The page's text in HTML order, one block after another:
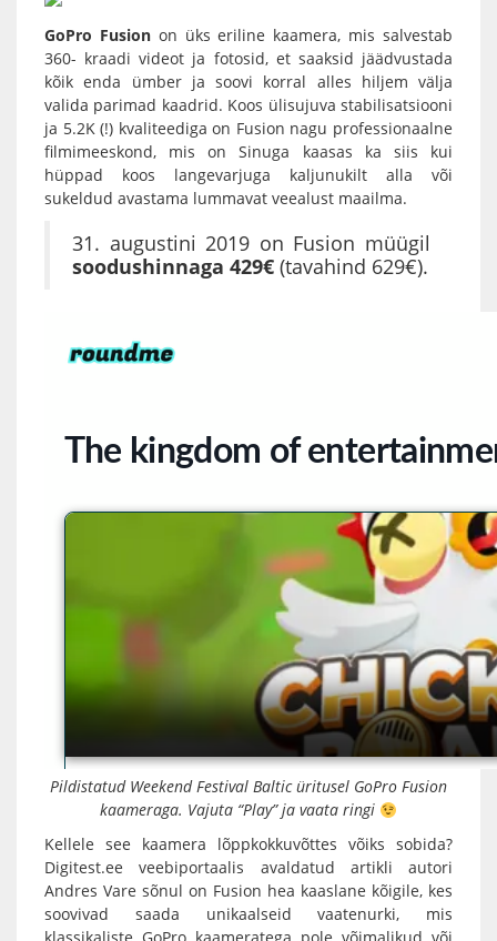
GoPro Fusionon üks eriline kaamera, mis salvestab
360- kraadi videot ja fotosid, et saaksid jäädvustada
kõik enda ümber ja soovi korral alles hiljem välja
valida parimad kaadrid. Koos ülisujuva stabilisatsiooni
ja 5.2K (!) kvaliteediga on Fusion nagu professionaalne
filmimeeskond, mis on Sinuga kaasas ka siis kui
hüppad koos langevarjuga kaljunukilt alla või
sukeldud avastama lummavat veealust maailma.
31. augustini 2019 on Fusion müügil
soodushinnaga 429€ (tavahind 629€).
Pildistatud Weekend Festival Balticüritusel GoPro Fusion
kaameraga. Vajuta “Play” ja vaata ringi
Kellele see kaamera lõppkokkuvõttes võiks sobida?
Digitest.ee veebiportaalis avaldatud artikli autori
Andres Vare sõnul on Fusion hea kaaslane kõigile, kes
soovivad saada unikaalseid vaatenurki, mis